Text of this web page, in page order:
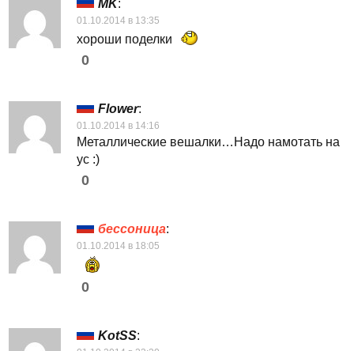
MK:
01.10.2014 в 13:35
хороши поделки
0
Flower:
01.10.2014 в 14:16
Металлические вешалки…Надо намотать на
ус :)
0
бессоница:
01.10.2014 в 18:05
0
KotSS: